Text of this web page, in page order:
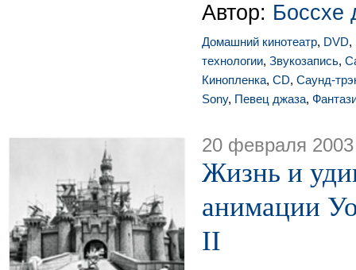
Автор: Боссхе
Домашний кинотеатр, DVD,
технологии, Звукозапись,
Кинопленка, CD, Саунд-
Sony, Певец джаза,
20 февраля 2003
Жизнь и
анимации
II